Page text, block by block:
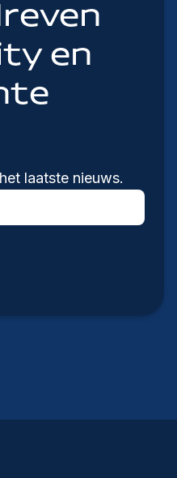
en
laatste nieuws.